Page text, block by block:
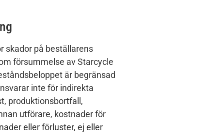
skador på beställarens
försummelse av Starcycle
är begränsad
inte för indirekta
produktionsbortfall,
utförare, kostnader för
eller förluster, ej eller